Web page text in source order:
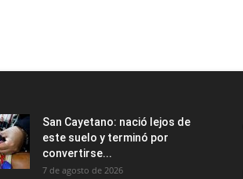
San Cayetano: nació lejos de
este suelo y terminó por
convertirse...
7 de agosto de 2026